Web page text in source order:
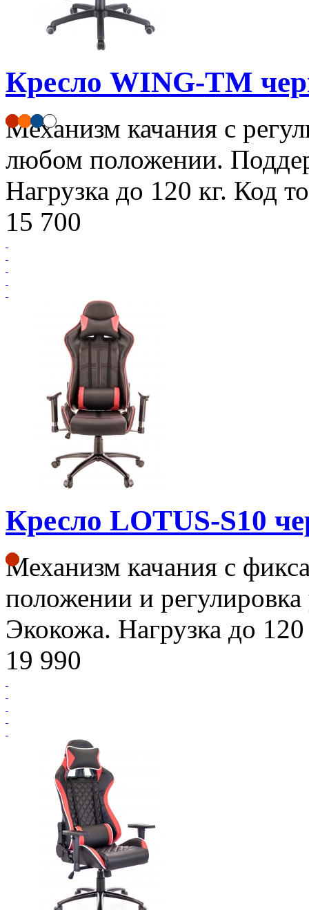
Кресло WING-TM
Механизм качания с
любом положении.
Нагрузка до 120 кг. Код
15 700
Кресло LOTUS-S10
Механизм качания с
положении и
Экокожа. Нагрузка до
19 990